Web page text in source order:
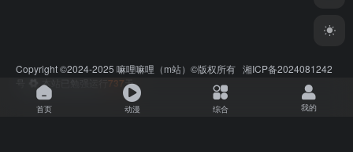
Copyright ©2024-2025 嘛哩嘛哩 （m站）©版权所有 湘ICP备2024081242
本站已勉强运行 737天
首页 动漫 综合 我的